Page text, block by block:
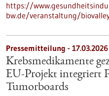
https://
bw.de/veranstaltung/
Pressemitteilung - 17.03.2026
Krebsmedikamente
EU-Projekt integriert
Tumorboards